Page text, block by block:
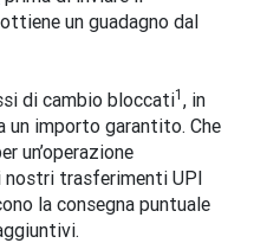
un guadagno dal
di cambio bloccati1 , in
un importo garantito. Che
un’operazione
nostri trasferimenti UPI
la consegna puntuale